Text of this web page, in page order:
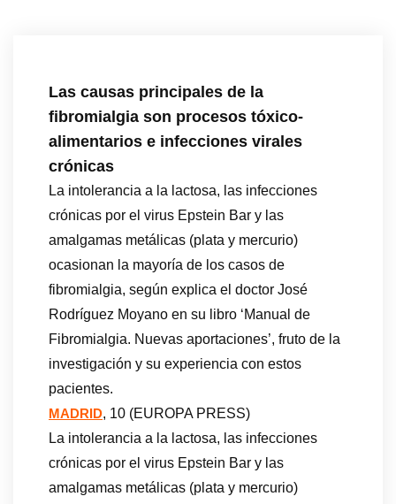
Las causas principales de la
fibromialgia son procesos tóxico-
alimentarios e infecciones virales
crónicas
La intolerancia a la lactosa, las infecciones
crónicas por el virus Epstein Bar y las
amalgamas metálicas (plata y mercurio)
ocasionan la mayoría de los casos de
fibromialgia, según explica el doctor José
Rodríguez Moyano en su libro ‘Manual de
Fibromialgia. Nuevas aportaciones’, fruto de la
investigación y su experiencia con estos
pacientes.
MADRID, 10 (EUROPA PRESS)
La intolerancia a la lactosa, las infecciones
crónicas por el virus Epstein Bar y las
amalgamas metálicas (plata y mercurio)